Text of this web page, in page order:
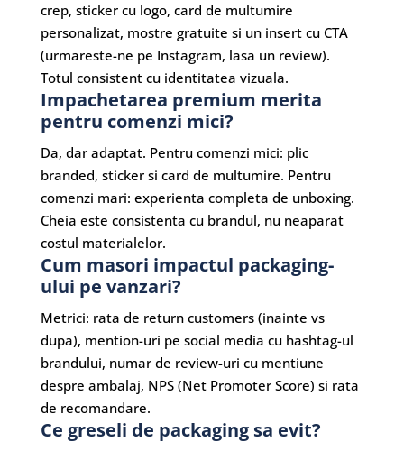
crep, sticker cu logo, card de multumire
personalizat, mostre gratuite si un insert cu CTA
(urmareste-ne pe Instagram, lasa un review).
Totul consistent cu identitatea vizuala.
Impachetarea premium merita
pentru comenzi mici?
Da, dar adaptat. Pentru comenzi mici: plic
branded, sticker si card de multumire. Pentru
comenzi mari: experienta completa de unboxing.
Cheia este consistenta cu brandul, nu neaparat
costul materialelor.
Cum masori impactul packaging-
ului pe vanzari?
Metrici: rata de return customers (inainte vs
dupa), mention-uri pe social media cu hashtag-ul
brandului, numar de review-uri cu mentiune
despre ambalaj, NPS (Net Promoter Score) si rata
de recomandare.
Ce greseli de packaging sa evit?